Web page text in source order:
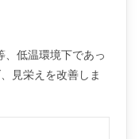
低温環境下であっ
見栄えを改善しま